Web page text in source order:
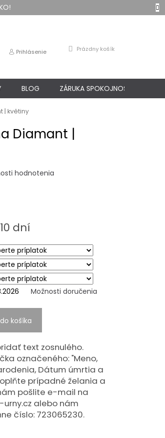
Prihlásenie
NÁKUPNÝ
Prázdny košík
BLOG ZÁRUKA SPOKOJNOSTI
| květiny
Diamant |
hodnotenia
dní
Možnosti doručenia
košíka
text zosnulého.
označeného: "Meno,
Dátum úmrtia a
prípadné želania a
pošlite e-mail na
alebo nám
číslo: 723065230.